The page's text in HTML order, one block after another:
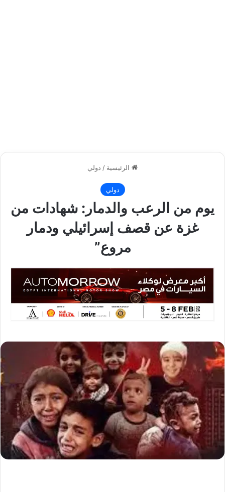
الرئيسية / دولي
دولي
يوم من الرعب والدمار: شهادات من
غزة عن قصف إسرائيلي ودمار
مروع”